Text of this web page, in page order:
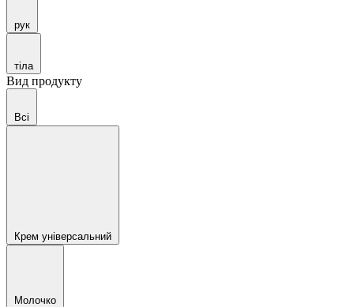
рук
тіла
Вид продукту
Всі
Крем універсальний
Молочко